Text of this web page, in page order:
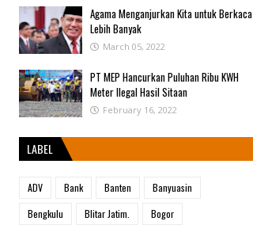
Agama Menganjurkan Kita untuk Berkaca
Lebih Banyak
March 05, 2022
PT MEP Hancurkan Puluhan Ribu KWH
Meter Ilegal Hasil Sitaan
February 16, 2022
LABEL
ADV Bank Banten
Banyuasin
Bengkulu
Blitar Jatim.
Bogor